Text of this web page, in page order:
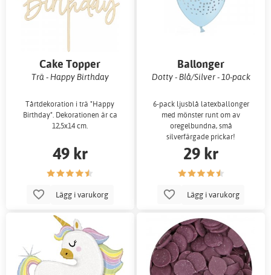
Cake Topper
Trä - Happy Birthday
Tårtdekoration i trä "Happy
Birthday". Dekorationen är ca
12,5x14 cm.
49 kr
Lägg i varukorg
Ballonger
Dotty - Blå/Silver - 10-pack
6-pack ljusblå latexballonger
med mönster runt om av
oregelbundna, små
silverfärgade prickar!
29 kr
Lägg i varukorg